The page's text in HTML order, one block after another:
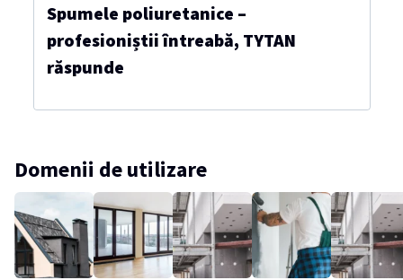
Spumele poliuretanice –
profesioniștii întreabă, TYTAN
răspunde
Domenii de utilizare